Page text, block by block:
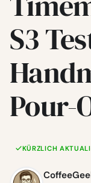
S3
Pour-
KÜRZLICH